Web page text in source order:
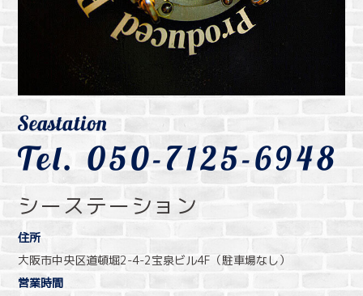
シーステーション
住所
大阪市中央区道頓堀2-4-2宝泉ビル4F（駐車場なし）
営業時間